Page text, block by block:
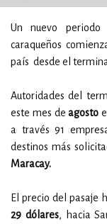
Un nuevo
caraqueños
país desde el
Autoridades del
este mes de agosto
a través 91
destinos más
Maracay.
El precio del pasaje
29 dólares, hacia